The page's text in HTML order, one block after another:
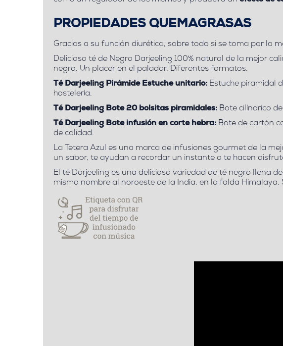
PROPIEDADES QUEMAGRASAS
Gracias a su función diurética, sobre todo si se toma por la
Delicioso té de Negro Darjeeling 100% natural de la mejor
negro. Un placer en el paladar. Diferentes formatos.
Té Darjeeling Pirámide Estuche unitario: Estuche piramidal
hostelería.
Té Darjeeling Bote 20 bolsitas piramidales: Bote cilíndrico
Té Darjeeling Bote infusión en corte hebra: Bote de cartón
de calidad.
La Tetera Azul es una marca de infusiones gourmet de la
un sabor, te ayudan a recordar un instante o te hacen
El té Darjeeling es una deliciosa variedad de té negro llena de
mismo nombre al noroeste de la India, en la falda Himalaya.